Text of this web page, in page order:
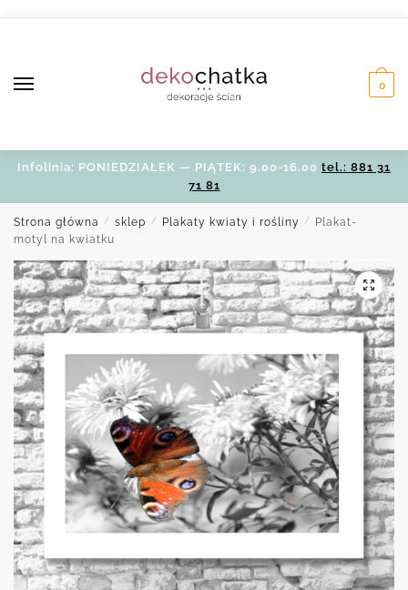
0
Infolinia: PONIEDZIAŁEK — PIĄTEK: 9.00-16.00 tel.: 881 31
71 81
Strona główna / sklep / Plakaty kwiaty i rośliny /
Plakat-
motyl na kwiatku